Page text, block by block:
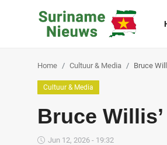
Buitenland
Home Cultuur & Media Bruce
Cultuur & Media
Bruce
Jun 12, 2026 - 19:32